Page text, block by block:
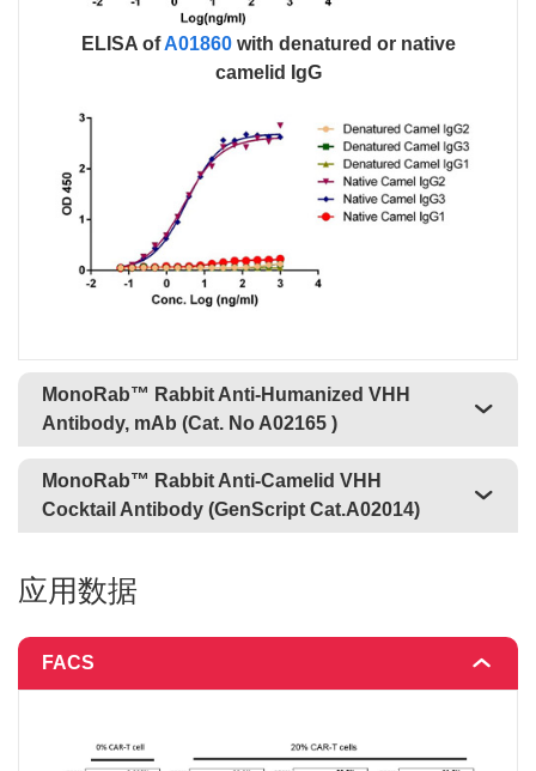
ELISA ofA01860with denatured or native
camelid IgG
MonoRab™ Rabbit Anti-Humanized VHH
Antibody, mAb (Cat. No A02165 )
MonoRab™ Rabbit Anti-Camelid VHH
Cocktail Antibody (GenScript Cat.A02014)
应用数据
FACS